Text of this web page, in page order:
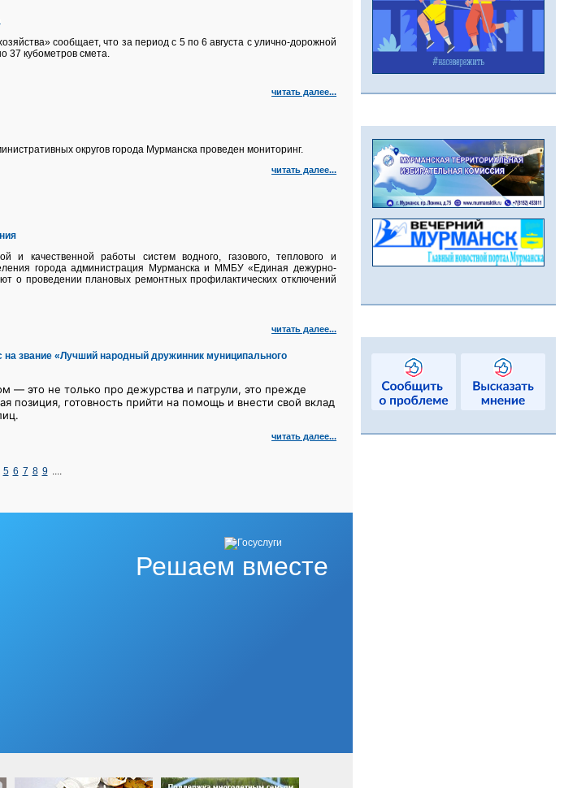
сообщает, что за период с 5 по 6 августа с улично‑дорожной
37 кубометров смета.
читать далее...
округов города Мурманска проведен мониторинг.
читать далее...
и качественной работы систем водного, газового, теплового и
города администрация Мурманска и ММБУ «Единая дежурно-
о проведении плановых ремонтных профилактических отключений
читать далее...
на звание «Лучший народный дружинник муниципального
— это не только про дежурства и патрули, это прежде
позиция, готовность прийти на помощь и внести свой вклад
читать далее...
5 6 7 8 9 ....
Решаем вместе